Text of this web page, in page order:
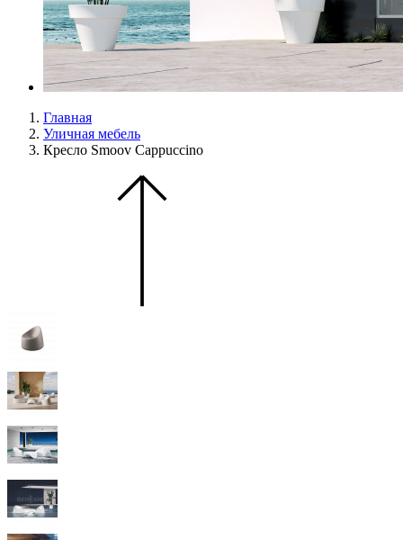
Главная
Уличная мебель
Кресло Smoov Cappuccino